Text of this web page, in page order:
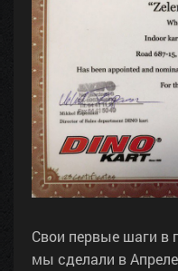
Свои первые шаги в
мы сделали в